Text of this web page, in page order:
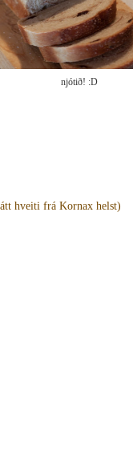
njótið! :D
hveiti frá Kornax helst)